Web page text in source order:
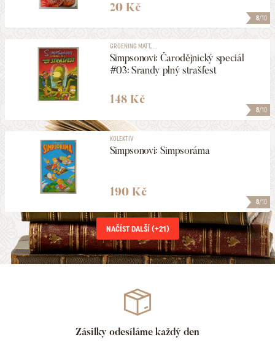
8/10
20 Kč
8/10
GROENING MATT, ...
Simpsonovi: Čarodějnický speciál
#03: Srandy plný strašfest
148 Kč
8/10
KOLEKTIV
Simpsonovi: Simpsoráma
190 Kč
NAČÍST DALŠÍ (+21)
Zásilky odesíláme každý den